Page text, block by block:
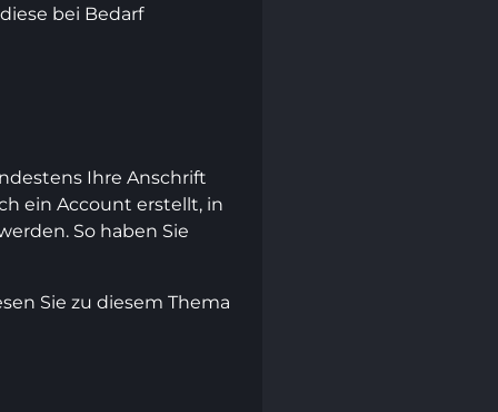
bei Bedarf
Ihre Anschrift
ein Account erstellt, in
So haben Sie
Sie zu diesem Thema